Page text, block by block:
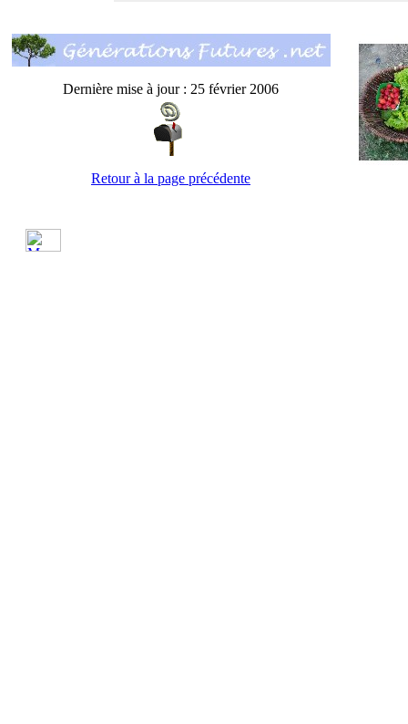
Dernière mise à jour : 25 février 2006
Retour à la page précédente